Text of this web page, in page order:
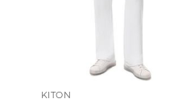
KITON